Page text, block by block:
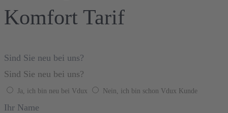
Komfort Tarif
Sind Sie neu bei uns?
Sind Sie neu bei uns?
Ja, ich bin neu bei Vdux Nein, ich bin schon Vdux Kunde
Ihr Name